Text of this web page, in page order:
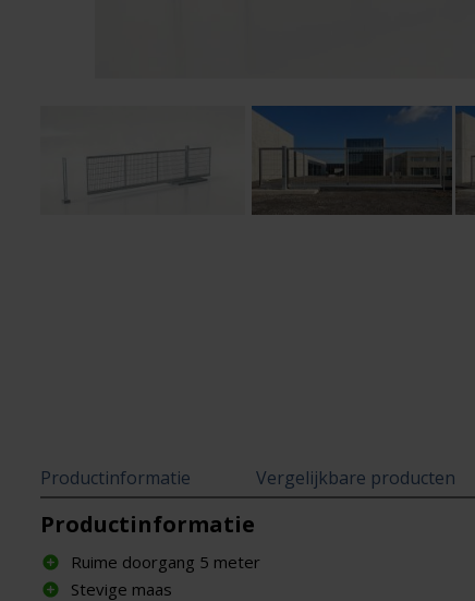
Productinformatie Vergelijkbare producten
Productinformatie
Ruime doorgang 5 meter
Stevige maas